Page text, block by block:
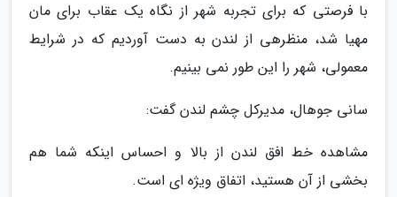
با فرصتی که برای تجربه شهر از نگاه یک عقاب برای مان
مهیا شد، منظرهی از لندن به دست آوردیم که در شرایط
معمولی، شهر را این طور نمی بینیم.
سانی جوهال، مدیرکل چشم لندن گفت:
مشاهده خط افق لندن از بالا و احساس اینکه شما هم
بخشی از آن هستید، اتفاق ویژه ای است.